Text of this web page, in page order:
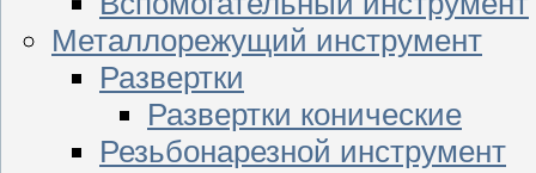
Металлорежущий инструмент
Развертки
Развертки конические
Резьбонарезной инструмент